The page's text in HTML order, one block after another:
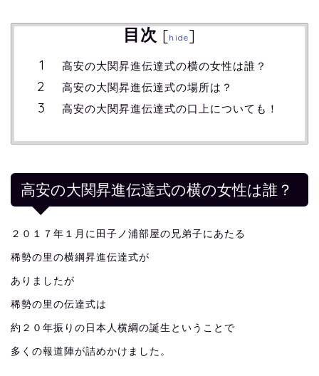
目次 [hide]
高安の大関昇進伝達式の横の女性は誰？
高安の大関昇進伝達式の場所は？
高安の大関昇進伝達式の口上についても！
高安の大関昇進伝達式の横の女性は誰？
２０１７年１月に田子ノ浦部屋の兄弟子にあたる
稀勢の里の横綱昇進伝達式が
ありましたが
稀勢の里の伝達式は
約２０年振りの日本人横綱の誕生ということで
多くの報道陣が詰めかけました。